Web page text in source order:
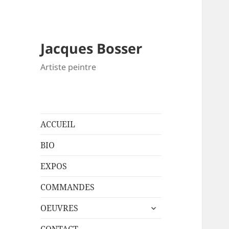
Jacques Bosser
Artiste peintre
ACCUEIL
BIO
EXPOS
COMMANDES
OEUVRES
ouvrir